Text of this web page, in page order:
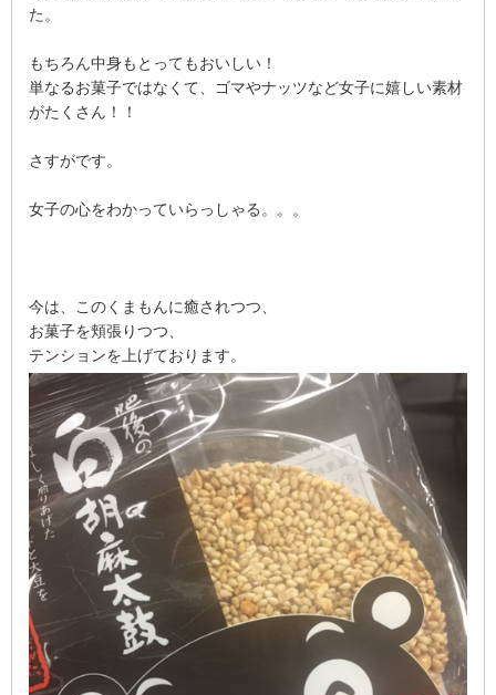
た。
もちろん中身もとってもおいしい！
単なるお菓子ではなくて、ゴマやナッツなど女子に嬉しい素材
がたくさん！！
さすがです。
女子の心をわかっていらっしゃる。。。
今は、このくまもんに癒されつつ、
お菓子を頬張りつつ、
テンションを上げております。